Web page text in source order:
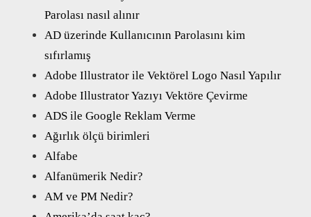
Parolası nasıl alınır
AD üzerinde Kullanıcının Parolasını kim
sıfırlamış
Adobe Illustrator ile Vektörel Logo Nasıl Yapılır
Adobe Illustrator Yazıyı Vektöre Çevirme
ADS ile Google Reklam Verme
Ağırlık ölçü birimleri
Alfabe
Alfanümerik Nedir?
AM ve PM Nedir?